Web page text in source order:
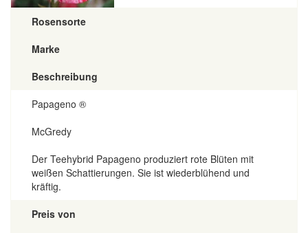
Rosensorte
Marke
Beschreibung
Papageno ®
McGredy
Der Teehybrid Papageno produziert rote Blüten mit
weißen Schattierungen. Sie ist wiederblühend und
kräftig.
Preis von